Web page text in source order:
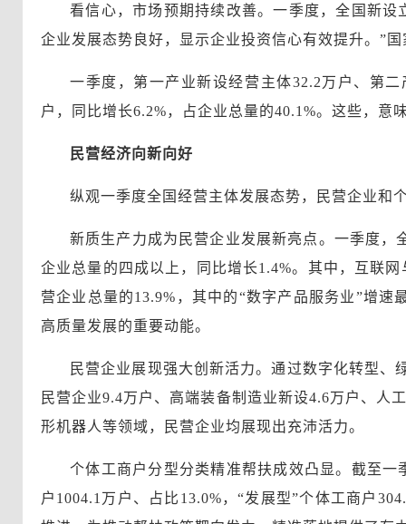
看信心，市场预期持续改善。一季度，全国新设
企业发展态势良好，显示企业投资信心有效提升。”
一季度，第一产业新设经营主体32.2万户、第
户，同比增长6.2%，占企业总量的40.1%。这些，意
民营经济向新向好
纵观一季度全国经营主体发展态势，民营企业和
新质生产力成为民营企业发展新亮点。一季度，
企业总量的四成以上，同比增长1.4%。其中，互联
营企业总量的13.9%，其中的“数字产品服务业”增
高质量发展的重要动能。
民营企业展现强大创新活力。通过数字化转型
民营企业9.4万户、高端装备制造业新设4.6万户、人
形机器人等领域，民营企业均展现出充沛活力。
个体工商户分型分类精准帮扶成效凸显。截至一
户1004.1万户、占比13.0%，“发展型”个体工商户